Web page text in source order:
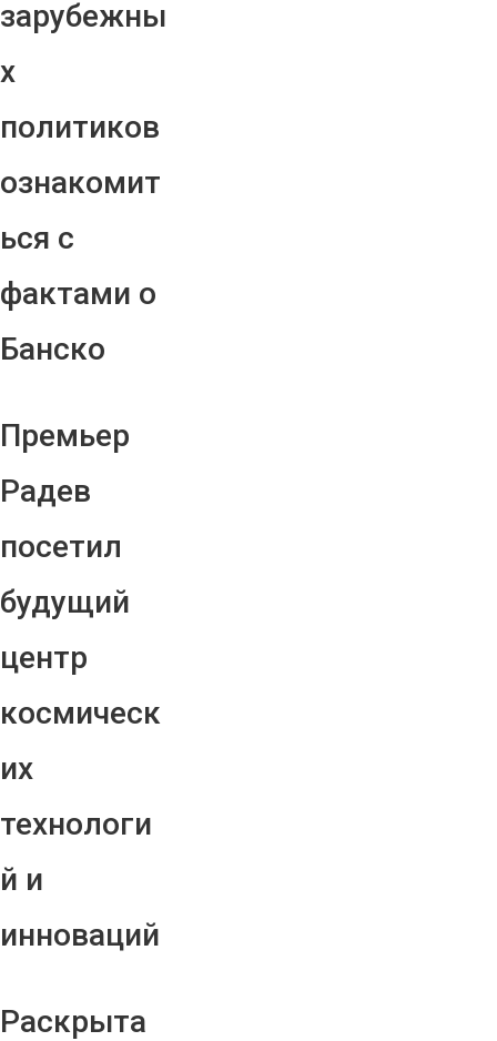
зарубежны
х
политиков
ознакомит
ься с
фактами о
Банско
Премьер
Радев
посетил
будущий
центр
космическ
их
технологи
й и
инноваций
Раскрыта